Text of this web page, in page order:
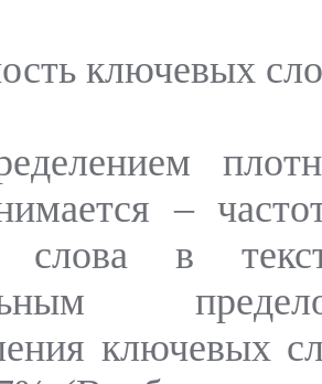
ключевых
–
слова в
ключевых